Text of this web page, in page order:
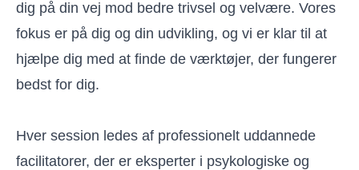
dig på din vej mod bedre trivsel og velvære. Vores
fokus er på dig og din udvikling, og vi er klar til at
hjælpe dig med at finde de værktøjer, der fungerer
bedst for dig.
Hver session ledes af professionelt uddannede
facilitatorer, der er eksperter i psykologiske og